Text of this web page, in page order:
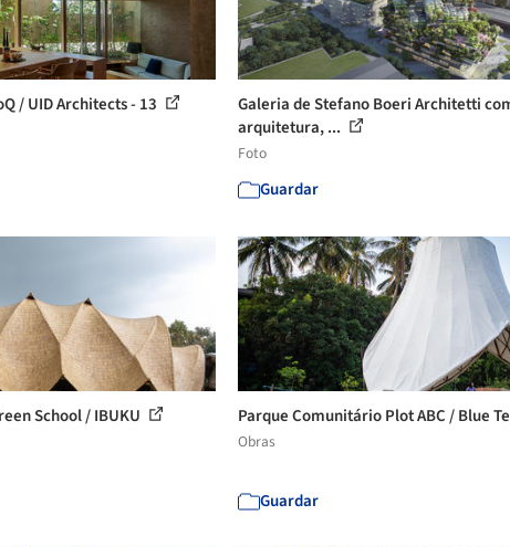
/ UID Architects - 13
Galeria de Stefano Boeri Architetti
arquitetura, ...
Foto
Guardar
School / IBUKU Parque Comunitário Plot ABC / Blue
Obras
Guardar